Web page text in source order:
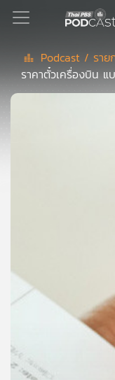
Podcast
ลิ
ของ
เพลง
Podcast / ราย
ราคาตั๋วเครื่องบิน แ